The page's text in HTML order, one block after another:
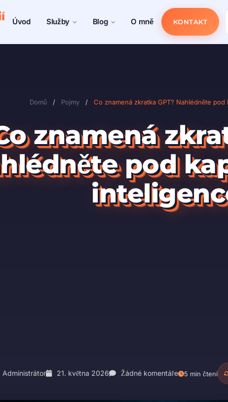
Úvod Služby Blog O mně KONTAKT
Domů / Pojmy / Co znamená zkratka GPT? Nahlédněte
znamená
pod
Administrátor 21. května 2026 Žádné komentáře 5 min čtení